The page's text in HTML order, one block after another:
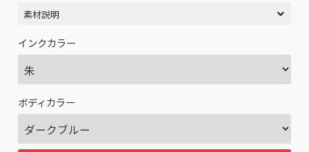
素材説明
インクカラー
ボディカラー